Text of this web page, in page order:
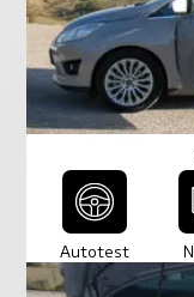
Autotest